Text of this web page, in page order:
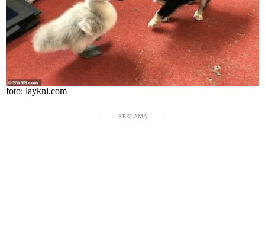
foto: laykni.com
––––– REKLAMA –––––